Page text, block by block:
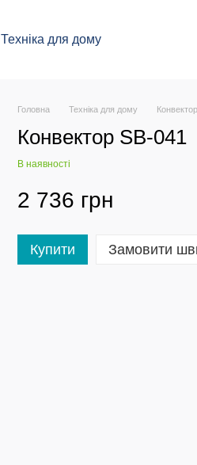
Техніка для дому
Головна Техніка для дому
Конвектор SB-041
В наявності
2 736 грн
Купити Замовити